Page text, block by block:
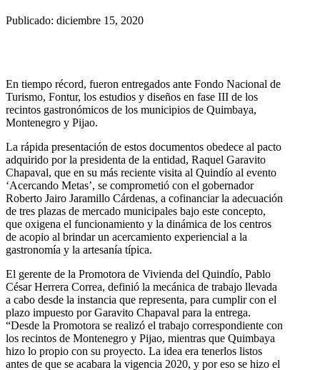
Publicado: diciembre 15, 2020
En tiempo récord, fueron entregados ante Fondo Nacional de
Turismo, Fontur, los estudios y diseños en fase III de los
recintos gastronómicos de los municipios de Quimbaya,
Montenegro y Pijao.
La rápida presentación de estos documentos obedece al pacto
adquirido por la presidenta de la entidad, Raquel Garavito
Chapaval, que en su más reciente visita al Quindío al evento
‘Acercando Metas’, se comprometió con el gobernador
Roberto Jairo Jaramillo Cárdenas, a cofinanciar la adecuación
de tres plazas de mercado municipales bajo este concepto,
que oxigena el funcionamiento y la dinámica de los centros
de acopio al brindar un acercamiento experiencial a la
gastronomía y la artesanía típica.
El gerente de la Promotora de Vivienda del Quindío, Pablo
César Herrera Correa, definió la mecánica de trabajo llevada
a cabo desde la instancia que representa, para cumplir con el
plazo impuesto por Garavito Chapaval para la entrega.
“Desde la Promotora se realizó el trabajo correspondiente con
los recintos de Montenegro y Pijao, mientras que Quimbaya
hizo lo propio con su proyecto. La idea era tenerlos listos
antes de que se acabara la vigencia 2020, y por eso se hizo el